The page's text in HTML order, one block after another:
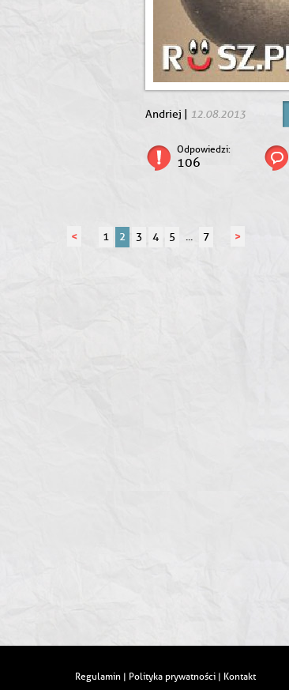
Andriej | 12.08.2013
Odpowiedzi:
106
< 1 2 3 4 5 ... 7 >
Regulamin | Polityka prywatności | Kontakt